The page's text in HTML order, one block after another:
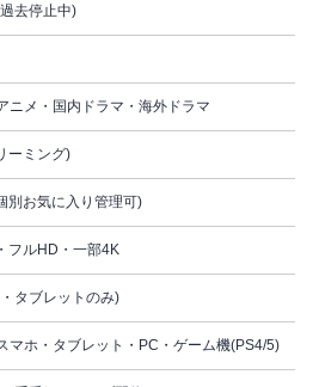
去停止中)
ニメ・国内ドラマ・海外ドラマ
ーミング)
別お気に入り管理可)
フルHD・一部4K
タブレットのみ)
マホ・タブレット・PC・ゲーム機(PS4/5)